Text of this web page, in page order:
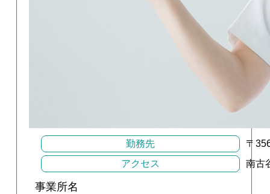
勤務先
〒
アクセス
南古
事業所名